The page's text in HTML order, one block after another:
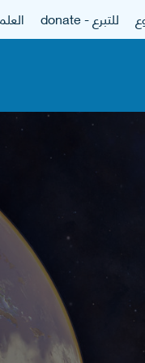
للتبرع - donate